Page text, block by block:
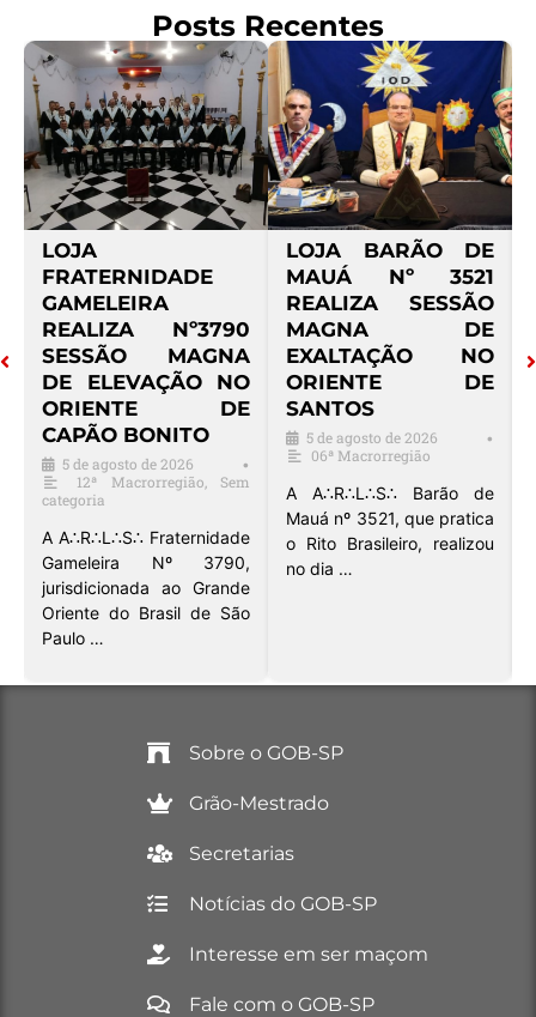
Posts Recentes
LOJA
FRATERNIDADE
GAMELEIRA
REALIZA Nº3790
SESSÃO MAGNA
DE ELEVAÇÃO NO
ORIENTE DE
CAPÃO BONITO
5 de agosto de 2026 •
12ª Macrorregião
Sem
categoria
A A∴R∴L∴S∴ Fraternidade
Gameleira Nº 3790,
jurisdicionada ao Grande
Oriente do Brasil de São
Paulo …
LOJA BARÃO DE
MAUÁ Nº 3521
REALIZA SESSÃO
MAGNA DE
EXALTAÇÃO NO
ORIENTE DE
SANTOS
5 de agosto de 2026 •
06ª Macrorregião
A A∴R∴L∴S∴ Barão de
Mauá nº 3521, que pratica
o Rito Brasileiro, realizou
no dia …
Sobre o GOB-SP
Grão-Mestrado
Secretarias
Notícias do GOB-SP
Interesse em ser maçom
Fale com o GOB-SP